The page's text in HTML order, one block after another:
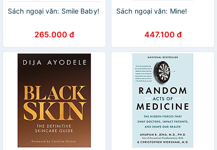
Sách ngoại văn: Smile Baby!
265.000 đ
Sách ngoại văn: Mine!
447.100 đ